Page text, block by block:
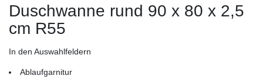
Duschwanne rund 90 x 80 x 2,5
cm R55
In den Auswahlfeldern
Ablaufgarnitur